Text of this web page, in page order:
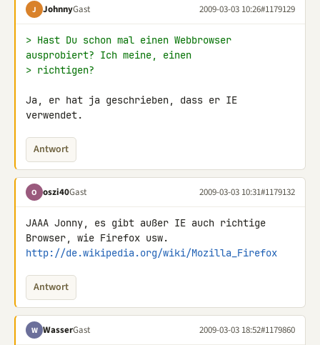
J JohnnyGast 2009-03-03 10:26#1179129
> Hast Du schon mal einen Webbrowser
ausprobiert? Ich meine, einen
> richtigen?
Ja, er hat ja geschrieben, dass er IE
verwendet.
Antwort
O oszi40Gast 2009-03-03 10:31#1179132
JAAA Jonny, es gibt außer IE auch richtige
http://de.wikipedia.org/wiki/Mozilla_Firefox
Antwort
W WasserGast 2009-03-03 18:52#1179860